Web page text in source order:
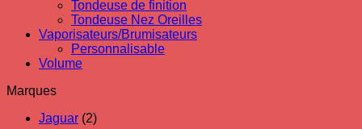
Tondeuse de finition
Tondeuse Nez Oreilles
Vaporisateurs/Brumisateurs
Personnalisable
Volume
Marques
Jaguar (2)